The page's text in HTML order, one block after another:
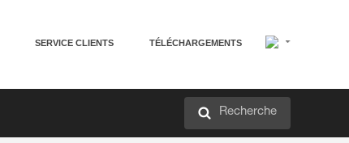
SERVICE CLIENTS TÉLÉCHARGEMENTS
Recherche